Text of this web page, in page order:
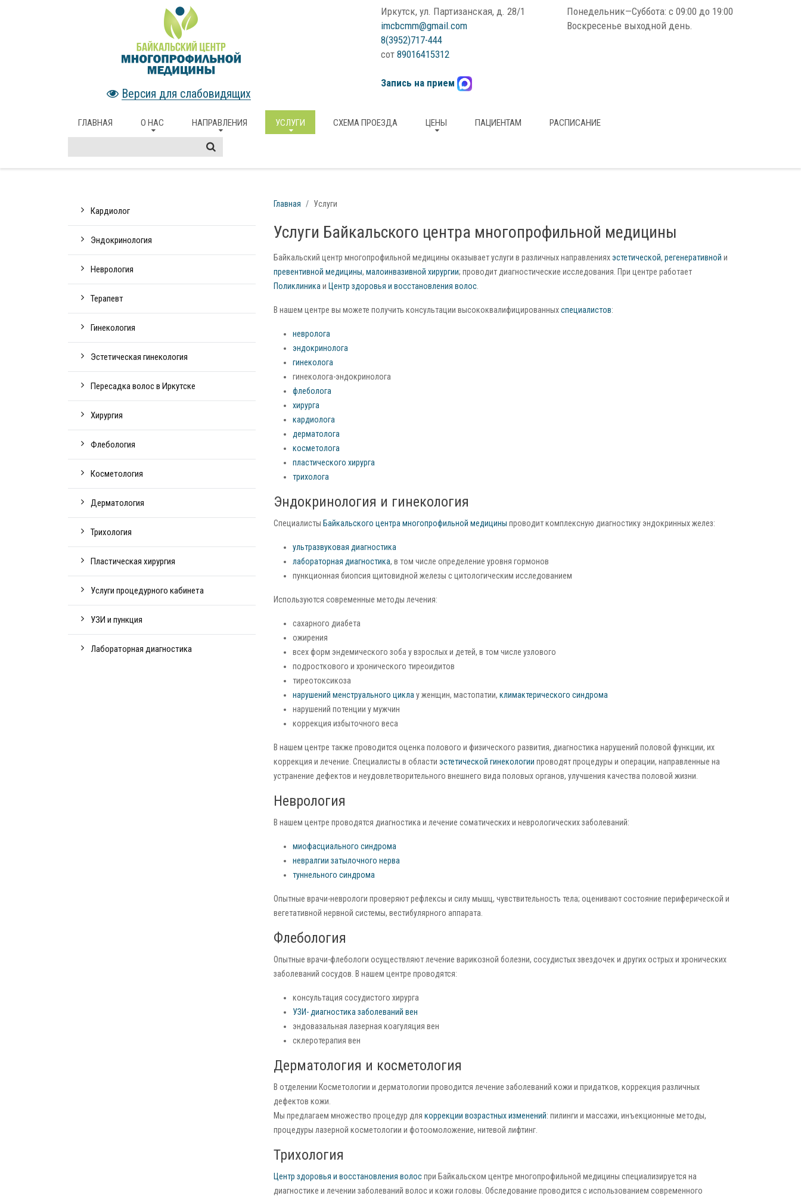
Версия для слабовидящих
Иркутск, ул. Партизанская, д. 28/1
imcbcmm@gmail.com
8(3952)717-444
сот 89016415312
Запись на прием
Понедельник—Суббота: с 09:00 до 19:00
Воскресенье выходной день.
ГЛАВНАЯ О НАС НАПРАВЛЕНИЯ УСЛУГИ СХЕМА ПРОЕЗДА ЦЕНЫ ПАЦИЕНТАМ РАСПИСАНИЕ
Кардиолог
Эндокринология
Неврология
Терапевт
Гинекология
Эстетическая гинекология
Пересадка волос в Иркутске
Хирургия
Флебология
Косметология
Дерматология
Трихология
Пластическая хирургия
Услуги процедурного кабинета
УЗИ и пункция
Лабораторная диагностика
Главная Услуги
Услуги Байкальского центра многопрофильной медицины
Байкальский центр многопрофильной медицины оказывает услуги в различных направленияхэстетической, регенеративной и
превентивной медицины, малоинвазивной хирургии; проводит диагностические исследования. При центре работает
Поликлиника и Центр здоровья и восстановления волос
В нашем центре вы можете получить консультации высококвалифицированныхспециалистов:
невролога
эндокринолога
гинеколога
гинеколога-эндокринолога
флеболога
хирурга
кардиолога
дерматолога
косметолога
пластического хирурга
трихолога
Эндокринология и гинекология
Специалисты Байкальского центра многопрофильной медицины проводит комплексную диагностику эндокринных желез:
ультразвуковая диагностика
лабораторная диагностика, в том числе определение уровня гормонов
пункционная биопсия щитовидной железы с цитологическим исследованием
Используются современные методы лечения:
сахарного диабета
ожирения
всех форм эндемического зоба у взрослых и детей, в том числе узлового
подросткового и хронического тиреоидитов
тиреотоксикоза
нарушений менструального цикла у женщин, мастопатии, климактерического синдрома
нарушений потенции у мужчин
коррекция избыточного веса
​В нашем центре также проводится оценка полового и физического развития, диагностика нарушений половой функции, их
коррекция и лечение. Специалисты в области эстетической гинекологии проводят процедуры и операции, направленные на
устранение дефектов и неудовлетворительного внешнего вида половых органов, улучшения качества половой жизни.
Неврология
В нашем центре проводятся диагностика и лечение соматических и неврологических заболеваний:
миофасциального синдрома
невралгии затылочного нерва
туннельного синдрома
Опытные врачи-неврологи проверяют рефлексы и силу мышц, чувствительность тела; оценивают состояние периферической и
вегетативной нервной системы, вестибулярного аппарата.
Флебология
Опытные врачи-флебологи осуществляют лечение варикозной болезни, сосудистых звездочек и других острых и хронических
заболеваний сосудов. В нашем центре проводятся:
консультация сосудистого хирурга
УЗИ- диагностика заболеваний вен
эндовазальная лазерная коагуляция вен
склеротерапия вен
Дерматология и косметология
В отделении Косметологии и дерматологии проводится лечение заболеваний кожи и придатков, коррекция различных
дефектов кожи.
Мы предлагаем множество процедур для коррекции возрастных изменений: пилинги и массажи, инъекционные методы,
процедуры лазерной косметологии и фотоомоложение, нитевой лифтинг.
Трихология
Центр здоровья и восстановления волоспри Байкальском центре многопрофильной медицины специализируется на
диагностике и лечении заболеваний волос и кожи головы. Обследование проводится с использованием современного